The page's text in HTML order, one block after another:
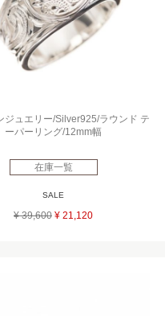
ジュエリー/Silver925/ラウンド テ
ーパーリング/12mm幅
在庫一覧
SALE
¥ 39,600 ¥ 21,120